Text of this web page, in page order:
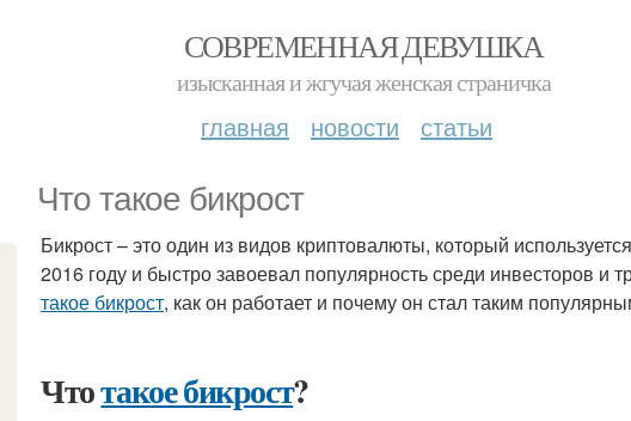
СОВРЕМЕННАЯ ДЕВУШКА
изысканная и жгучая женская страничка
главная новости статьи
Что такое бикрост
Бикрост – это один из видов криптовалюты, который
2016 году и быстро завоевал популярность среди инвесторов и
такое бикрост, как он работает и почему он стал таким
Чтотакое бикрост?